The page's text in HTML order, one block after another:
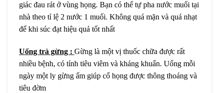
giác đau rát ở vùng họng. Bạn có thể tự pha nước muối tại
nhà theo tỉ lệ 2 nước 1 muối. Không quá mặn và quá nhạt
để khi súc đạt hiệu quả tốt nhất
Uống trà gừng : Gừng là một vị thuốc chữa được rất
nhiều bệnh, có tính tiêu viêm và kháng khuẩn. Uống mỗi
ngày một ly gừng ấm giúp cổ họng được thông thoáng và
tiêu đờm